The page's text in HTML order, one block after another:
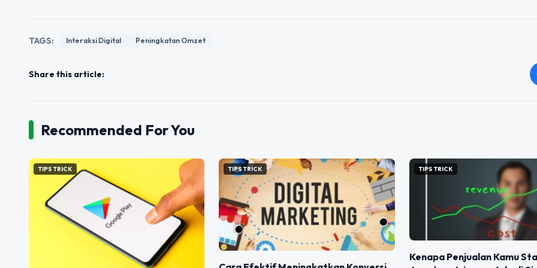
TAGS: Interaksi Digital Peningkatan Omzet
Share this article:
Recommended For You
TIPS TRICK TIPS TRICK TIPS TRICK
Kenapa Penjualan Kamu